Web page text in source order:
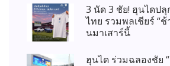
3 นัด 3 ชัย! ฮุนไดป
ไทย รวมพลเชียร์ “ช้
นมาเสาร์นี้
ฮุนได ร่วมฉลองชัย